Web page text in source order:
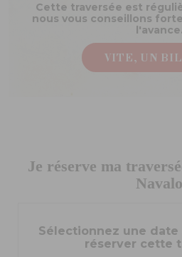
Cette traversée est
nous vous conseillons
l'avance.
VITE, UN
Je réserve ma
Navalo
Sélectionnez une
réserver cette